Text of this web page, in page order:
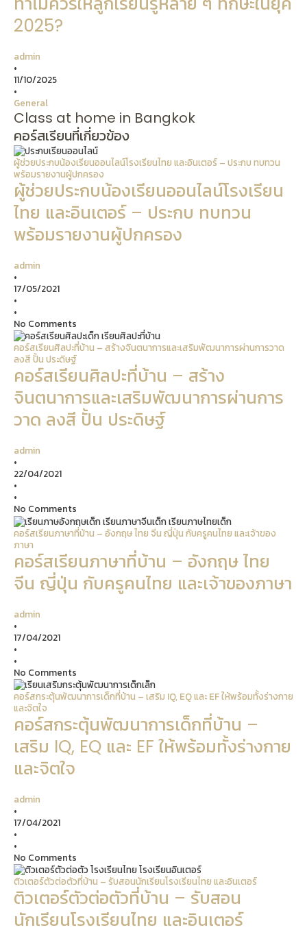
2025?
admin
•
11/10/2025
•
General
Class at home in Bangkok
คอร์สเรียนที่เกี่ยวข้อง
ผู้ช่วยประกบน้องเรียนออนไลน์โรงเรียนไทย และอินเตอร์ – ประกบ ทบทวน
พร้อมรายงานผู้ปกครอง
ผู้ช่วยประกบน้องเรียนออนไลน์โรงเรียน
ไทย และอินเตอร์ – ประกบ ทบทวน
พร้อมรายงานผู้ปกครอง
admin
•
17/05/2021
•
•
No Comments
คอร์สเรียนศิลปะที่บ้าน – สร้างจินตนาการและเสริมพัฒนาการผ่านการวาด
ลงสี ปั้น ประดิษฐ์
คอร์สเรียนศิลปะที่บ้าน – สร้าง
จินตนาการและเสริมพัฒนาการผ่านการ
วาด ลงสี ปั้น ประดิษฐ์
admin
•
22/04/2021
•
•
No Comments
คอร์สเรียนภาษาที่บ้าน – อังกฤษ ไทย จีน ญี่ปุ่น กับครูคนไทย และเจ้าของ
ภาษา
คอร์สเรียนภาษาที่บ้าน – อังกฤษ ไทย
จีน ญี่ปุ่น กับครูคนไทย และเจ้าของภาษา
admin
•
17/04/2021
•
•
No Comments
คอร์สกระตุ้นพัฒนาการเด็กที่บ้าน – เสริม IQ, EQ และ EF ให้พร้อมทั้งร่างกาย
และจิตใจ
คอร์สกระตุ้นพัฒนาการเด็กที่บ้าน –
เสริม IQ, EQ และ EF ให้พร้อมทั้งร่างกาย
และจิตใจ
admin
•
17/04/2021
•
•
No Comments
ติวเตอร์ตัวต่อตัวที่บ้าน – รับสอนนักเรียนโรงเรียนไทย และอินเตอร์
ติวเตอร์ตัวต่อตัวที่บ้าน – รับสอน
นักเรียนโรงเรียนไทย และอินเตอร์